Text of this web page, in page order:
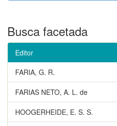
Busca facetada
Editor
FARIA, G. R.
FARIAS NETO, A. L. de
HOOGERHEIDE, E. S. S.